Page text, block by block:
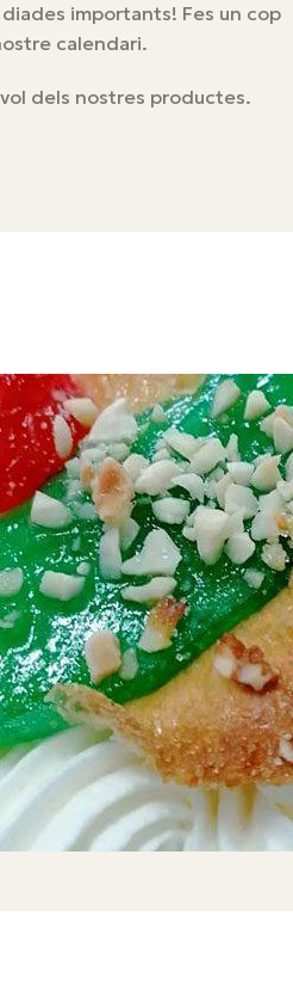
importants! Fes un cop
calendari.
dels nostres productes.